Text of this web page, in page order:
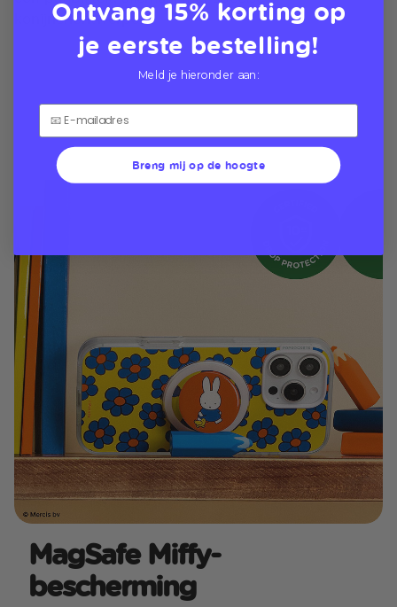
konijnenontwerpen
MagSafe Miffy-
bescherming
Ontvang 15% korting op
je eerste bestelling!
Meld je hieronder aan:
Breng mij op de hoogte